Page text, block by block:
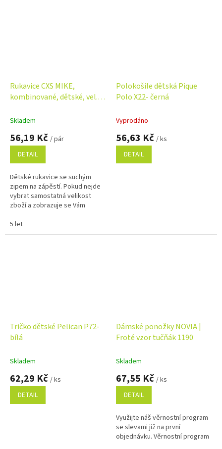
Rukavice CXS MIKE,
kombinované, dětské, vel.
Skladem
56,19 Kč / pár
DETAIL
Dětské rukavice se suchým
zipem na zápěstí. Pokud nejde
vybrat samostatná velikost
zboží a zobrazuje se Vám
poznámky na konci objednávky.
Využijte...
5 let
Polokošile dětská Pique
Polo X22- černá
Vyprodáno
56,63 Kč / ks
DETAIL
Tričko dětské Pelican P72-
bílá
Skladem
62,29 Kč / ks
DETAIL
Dámské ponožky NOVIA |
Froté vzor tučňák 1190
Skladem
67,55 Kč / ks
DETAIL
Využijte náš věrnostní program
se slevami již na první
objednávku. Věrnostní program